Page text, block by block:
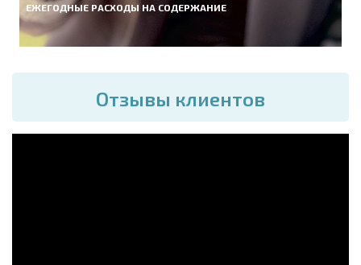
ЕЖЕГОДНЫЕ РАСХОДЫ НА СОДЕРЖАНИЕ
Отзывы клиентов